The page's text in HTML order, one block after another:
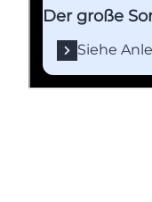
Der große
Siehe